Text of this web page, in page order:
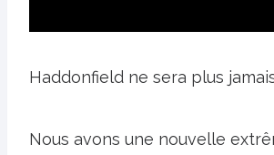
Haddonfield ne sera plus
Nous avons une nouvelle